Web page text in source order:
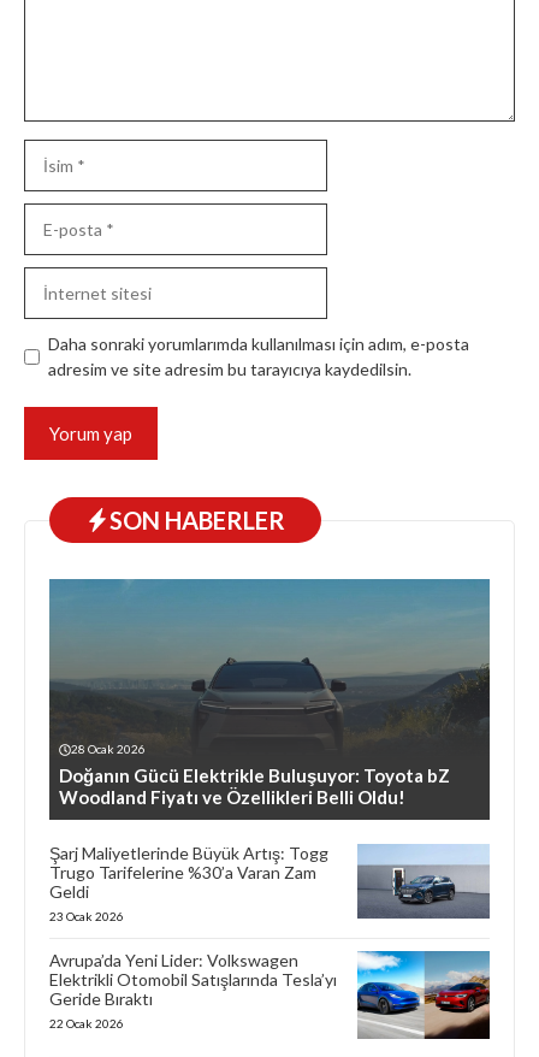
posta
sitesi
Daha sonraki yorumlarımda kullanılması için adım, e-posta
adresim ve site adresim bu tarayıcıya kaydedilsin.
SON HABERLER
28 Ocak 2026
Doğanın Gücü Elektrikle Buluşuyor: Toyota bZ
Woodland Fiyatı ve Özellikleri Belli Oldu!
Şarj Maliyetlerinde Büyük Artış: Togg
Trugo Tarifelerine %30’a Varan Zam
Geldi
23 Ocak 2026
Avrupa’da Yeni Lider: Volkswagen
Elektrikli Otomobil Satışlarında Tesla’yı
Geride Bıraktı
22 Ocak 2026